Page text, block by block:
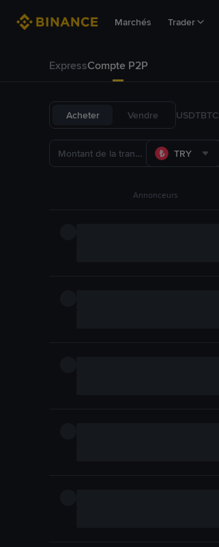
Marchés Trader
ExpressCompte P2P
Acheter Vendre USDTBTC
TRY
Annonceurs